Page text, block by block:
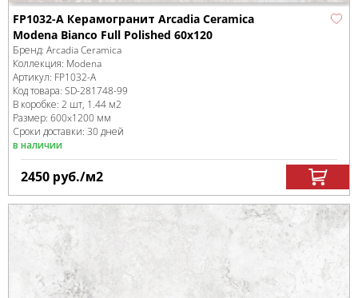
FP1032-A Керамогранит Arcadia Ceramica
Modena Bianco Full Polished 60x120
Бренд: Arcadia Ceramica
Коллекция: Modena
Артикул: FP1032-A
Код товара: SD-281748-99
В коробке: 2 шт, 1.44 м2
Размер: 600x1200 мм
Сроки доставки: 30 дней
в наличии
2450 руб./м2